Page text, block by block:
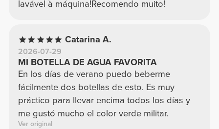
lavável à máquina!Recomendo muito!
Catarina A.
2026-07-29
MI BOTELLA DE AGUA FAVORITA
En los días de verano puedo beberme
fácilmente dos botellas de esto. Es muy
práctico para llevar encima todos los días y
me gustó mucho el color verde militar.
Ver original